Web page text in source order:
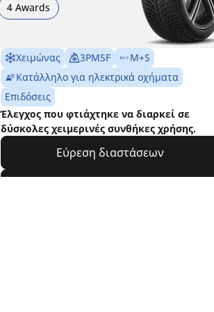
4 Awards
Χειμώνας 3PMSF
M+S
Κατάλληλο για ηλεκτρικά οχήματα
Επιδόσεις
Έλεγχος που φτιάχτηκε να διαρκεί σε
δύσκολες χειμερινές συνθήκες χρήσης.
Εύρεση διαστάσεων